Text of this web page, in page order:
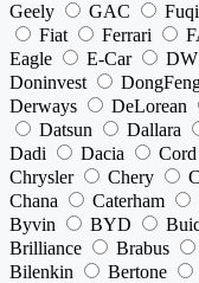
Geely
GAC Fuqi
Fiat
Ferrari
Eagle
E-Car
Doninvest
Derways
DeLorean
Datsun
Dallara
Dadi
Dacia Cord
Chrysler
Chery
Chana
Caterham
Byvin
BYD
Brilliance
Brabus
Bilenkin
Bertone